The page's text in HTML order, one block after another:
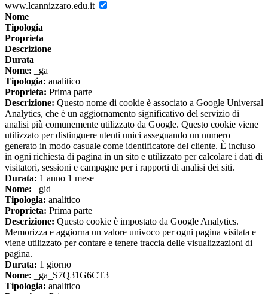
www.lcannizzaro.edu.it
Nome
Tipologia
Proprieta
Descrizione
Durata
Nome: _ga
Tipologia: analitico
Proprieta: Prima parte
Descrizione: Questo nome di cookie è associato a Google Universal
Analytics, che è un aggiornamento significativo del servizio di
analisi più comunemente utilizzato da Google. Questo cookie viene
utilizzato per distinguere utenti unici assegnando un numero
generato in modo casuale come identificatore del cliente. È incluso
in ogni richiesta di pagina in un sito e utilizzato per calcolare i dati di
visitatori, sessioni e campagne per i rapporti di analisi dei siti.
Durata: 1 anno 1 mese
Nome: _gid
Tipologia: analitico
Proprieta: Prima parte
Descrizione: Questo cookie è impostato da Google Analytics.
Memorizza e aggiorna un valore univoco per ogni pagina visitata e
viene utilizzato per contare e tenere traccia delle visualizzazioni di
pagina.
Durata: 1 giorno
Nome: _ga_S7Q31G6CT3
Tipologia: analitico